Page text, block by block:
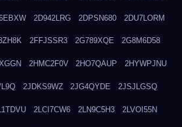
2D942LRG 2DPSN680 2DU7LORM
2FFJSSR3 2G789XQE 2G8M6D58
2HMC2F0V 2HO7QAUP 2HYWPJNU
2JDKS9WZ 2JG4QYDE 2JSJLGSQ
2LCI7CW6 2LN9C5H3 2LVOI55N